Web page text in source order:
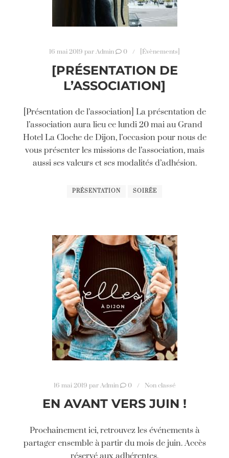
16 mai 2019 parAdmin 0 [Évènements]
[PRÉSENTATION DE
L’ASSOCIATION]
[Présentation de l’association] La présentation de
l’association aura lieu ce lundi 20 mai au Grand
Hotel La Cloche de Dijon, l’occasion pour nous de
vous présenter les missions de l’association, mais
aussi ses valeurs et ses modalités d’adhésion.
PRÉSENTATION SOIRÉE
16 mai 2019 parAdmin 0 Non classé
EN AVANT VERS JUIN !
Prochainement ici, retrouvez les événements à
partager ensemble à partir du mois de juin. Accès
réservé aux adhérentes.